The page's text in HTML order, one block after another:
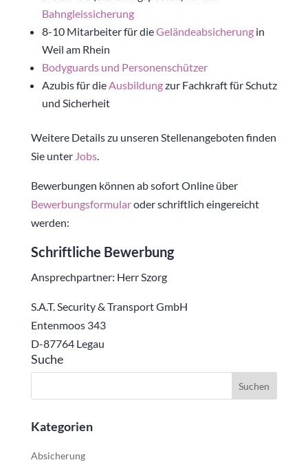
Bahngleissicherung
8-10 Mitarbeiter für dieGeländeabsicherungin
Weil am Rhein
Bodyguards und Personenschützer
Azubis für dieAusbildungzur Fachkraft für Schutz
und Sicherheit
Weitere Details zu unseren Stellenangeboten finden
Sie unter Jobs.
Bewerbungen können ab sofort Online über
Bewerbungsformularoder schriftlich eingereicht
werden:
Schriftliche Bewerbung
Ansprechpartner: Herr Szorg
S.A.T. Security & Transport GmbH
Entenmoos 343
D-87764 Legau
Suche
Kategorien
Absicherung